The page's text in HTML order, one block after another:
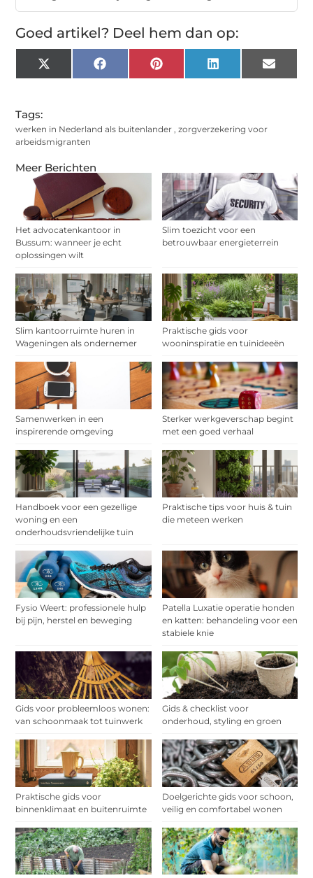
Meer Berichten
Het advocatenkantoor in
Bussum: wanneer je echt
oplossingen wilt
Slim toezicht voor een
betrouwbaar energieterrein
Slim kantoorruimte huren in
Wageningen als ondernemer
Praktische gids voor
wooninspiratie en tuinideeën
Samenwerken in een
inspirerende omgeving
Sterker werkgeverschap begint
met een goed verhaal
Handboek voor een gezellige
woning en een
onderhoudsvriendelijke tuin
Praktische tips voor huis & tuin
die meteen werken
Fysio Weert: professionele hulp
bij pijn, herstel en beweging
Patella Luxatie operatie honden
en katten: behandeling voor een
stabiele knie
Gids voor probleemloos wonen:
van schoonmaak tot tuinwerk
Gids & checklist voor
onderhoud, styling en groen
Praktische gids voor
binnenklimaat en buitenruimte
Doelgerichte gids voor schoon,
veilig en comfortabel wonen
Goed artikel? Deel hem dan op:
X
(Twitter)
Facebook Pinterest LinkedIn Email
Tags:
werken in Nederland als buitenlander ,zorgverzekering voor
arbeidsmigranten